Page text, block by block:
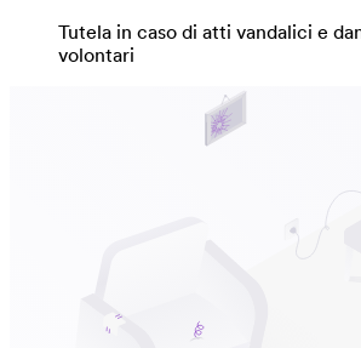
Tutela in caso di atti vandalici e
volontari